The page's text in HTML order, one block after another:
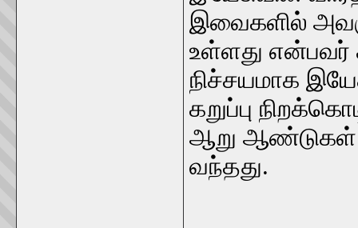
இவைகளில்
உள்ளது என்பவர்
நிச்சயமாக
கறுப்பு
ஆறு ஆண்டுகள்
வந்தது.